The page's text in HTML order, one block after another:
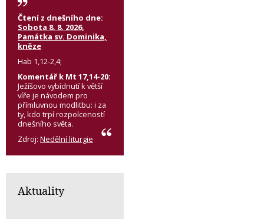
Čtení z dnešního dne:
Sobota 8. 8. 2026,
Památka sv. Dominika,
kněze
Hab 1,12-2,4;
Komentář k Mt 17,14-20:
Ježíšovo vybídnutí k větší
víře je návodem pro
přímluvnou modlitbu: i za
ty, kdo trpí rozpolceností
dnešního světa.
Zdroj: Nedělní liturgie
Aktuality